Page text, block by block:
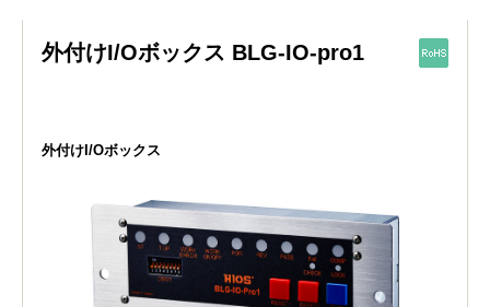
外付けI/Oボックス BLG-IO-pro1
外付けI/Oボックス